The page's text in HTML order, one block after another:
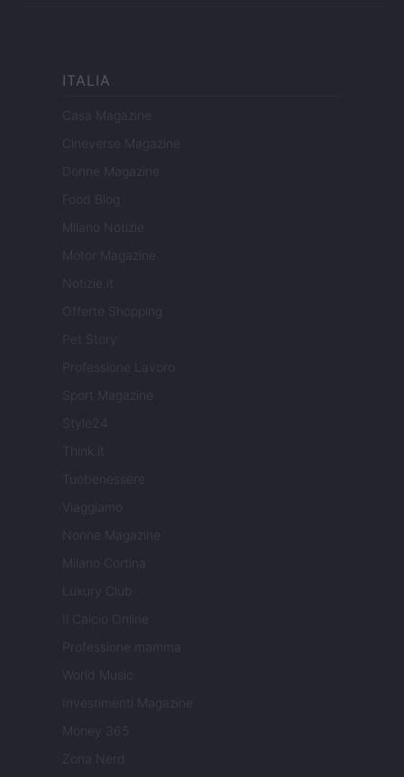
ITALIA
Casa Magazine
Cineverse Magazine
Donne Magazine
Food Blog
Milano Notizie
Motor Magazine
Notizie.it
Offerte Shopping
Pet Story
Professione Lavoro
Sport Magazine
Style24
Think.it
Tuobenessere
Viaggiamo
Nonne Magazine
Milano Cortina
Luxury Club
Il Calcio Online
Professione mamma
World Music
Investimenti Magazine
Money 365
Zona Nerd